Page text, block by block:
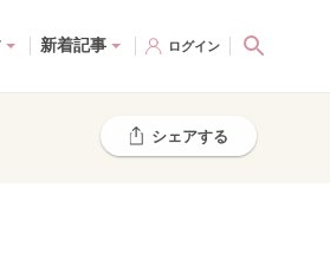
新着記事 ログイン
シェアする